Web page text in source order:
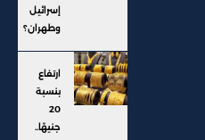
إسرائيل
وطهران؟
ارتفاع
بنسبة
20
جنيهًا..